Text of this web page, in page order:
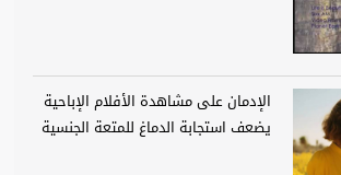
الإدمان على مشاهدة الأفلام الإباحية
يضعف استجابة الدماغ للمتعة الجنسية